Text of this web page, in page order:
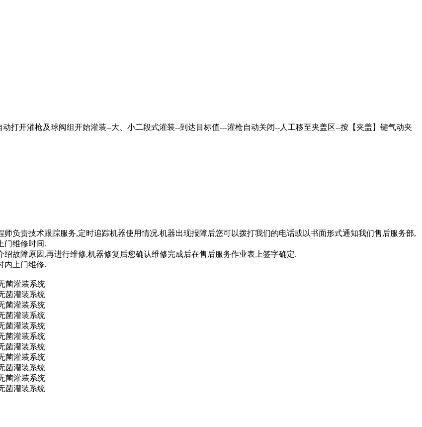
打开灌枪及球阀组开始灌装--大、小二段式灌装--到达目标值---灌枪自动关闭--人工移至夹盖区--按【夹盖】键气动夹
负责技术跟踪服务,定时追踪机器使用情况.机器出现报障后您可以拨打我们的电话或以书面形式通知我们售后服务部,
门维修时间.
故障原因,再进行维修,机器修复后您确认维修完成后在售后服务作业表上签字确定.
内上门维修.